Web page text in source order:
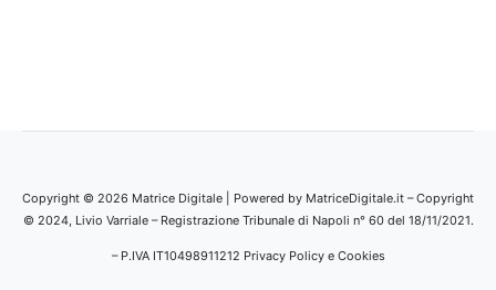
Copyright © 2026 Matrice Digitale | Powered by MatriceDigitale.it – Copyright
© 2024, Livio Varriale – Registrazione Tribunale di Napoli n° 60 del 18/11/2021.
– P.IVA IT10498911212 Privacy Policy e Cookies